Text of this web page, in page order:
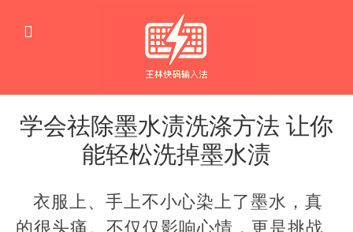
学会祛除墨水渍洗涤方法 让你
能轻松洗掉墨水渍
窍
门
衣服上、手上不小心染上了墨水，真
的很头痛。不仅仅影响心情，更是挑战